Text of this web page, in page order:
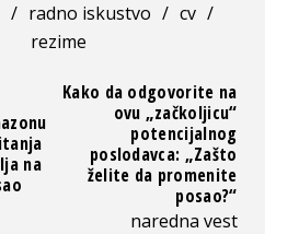
/ radno iskustvo / cv /
rezime
na
Kako da odgovorite na
ovu „začkoljicu“
potencijalnog
poslodavca: „Zašto
želite da promenite
posao?“
naredna vest